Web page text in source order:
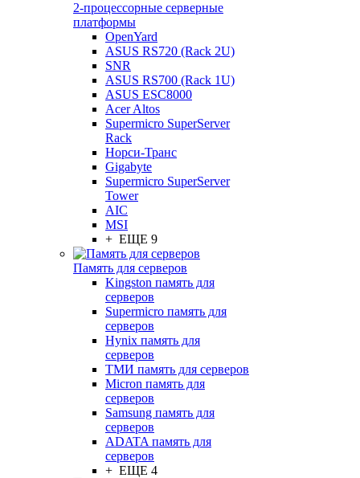
2-процессорные серверные
платформы
OpenYard
ASUS RS720 (Rack 2U)
SNR
ASUS RS700 (Rack 1U)
ASUS ESC8000
Acer Altos
Supermicro SuperServer
Rack
Норси-Транс
Gigabyte
Supermicro SuperServer
Tower
AIC
MSI
+ ЕЩЕ 9
Память для серверов
Kingston память для
серверов
Supermicro память для
серверов
Hynix память для
серверов
ТМИ память для серверов
Micron память для
серверов
Samsung память для
серверов
ADATA память для
серверов
+ ЕЩЕ 4